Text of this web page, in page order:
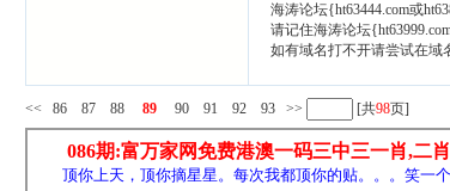
海涛论坛{ht63444.com或
请记住海涛论坛
如有域名打不开请尝试在域
<< 86 87 88 89 90 91 92 93 >> [共98页]